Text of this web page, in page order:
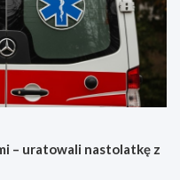
– uratowali nastolatkę z